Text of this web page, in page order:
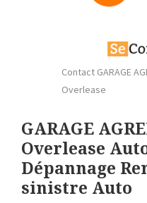
Contact GARAGE
Overlease
GARAGE
Overlease
Dépannage
sinistre Auto